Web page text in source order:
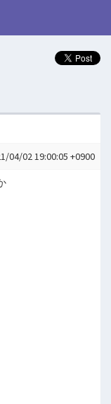
04/02 19:00:05 +0900